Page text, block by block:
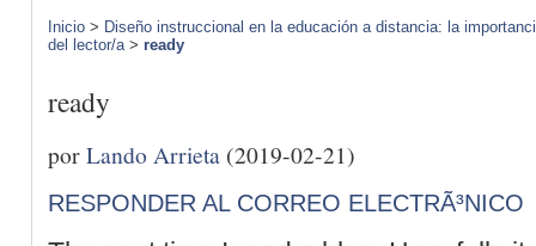
Inicio > Diseño instruccional en la educación a distancia: la
del lector/a> ready
ready
porLando Arrieta (2019-02-21)
RESPONDER AL CORREO ELECTRÃ³NICO